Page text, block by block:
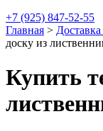
+7 (925) 847-52-55
Главная >
доску из
Купить